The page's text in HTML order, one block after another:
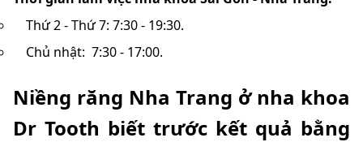
Thứ 2 - Thứ 7: 7:30 - 19:30.
Chủ nhật: 7:30 - 17:00.
Niềng răng Nha Trang ở nha khoa
Dr Tooth biết trước kết quả bằng